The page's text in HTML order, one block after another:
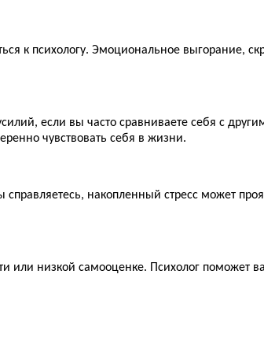
к психологу. Эмоциональное выгорание,
если вы часто сравниваете себя с
чувствовать себя в жизни.
накопленный стресс может
или низкой самооценке. Психолог поможет